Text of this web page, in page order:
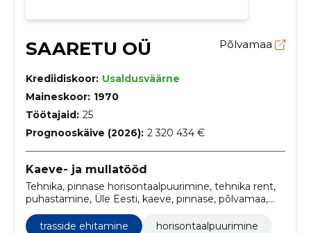
SAARETU OÜ Põlvamaa
Krediidiskoor: Usaldusväärne
Maineskoor: 1970
Töötajaid: 25
Prognooskäive (2026): 2 320 434 €
Kaeve- ja mullatööd
Tehnika, pinnase horisontaalpuurimine, tehnika rent,
puhastamine, Üle Eesti, kaeve, pinnase, põlvamaa,
trasside ehitamine
horisontaalpuurimine